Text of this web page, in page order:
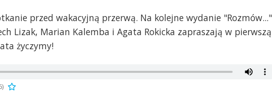
przed wakacyjną przerwą. Na kolejne wydanie "Rozmów..."
Lizak, Marian Kalemba i Agata Rokicka zapraszają w pierwszą
życzymy!